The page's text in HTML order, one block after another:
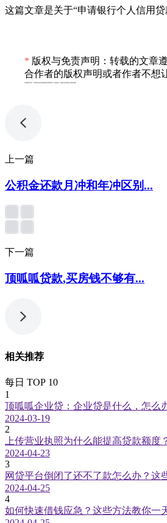
这篇文章是关于“申请银行个人信用
* 版权与免责声明：转载的文章
合作者的版权声明或者作者不想
上一篇
公积金还款月冲和年冲区别...
下一篇
顶呱呱贷款,买房钱不够有...
相关推荐
每日 TOP 10
1
顶呱呱企业贷：企业贷是什么，怎么
2024-03-19
2
上传营业执照为什么能提高贷款额度
2024-04-23
3
网贷平台倒闭了还不了款怎么办？这
2024-04-25
4
如何快速借钱应急？这些方法教你一